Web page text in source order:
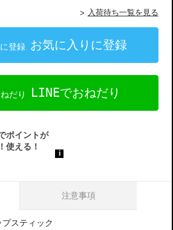
入荷待ち一覧を見る
お気に入りに登録
LINEでおねだり
注意事項
スティック